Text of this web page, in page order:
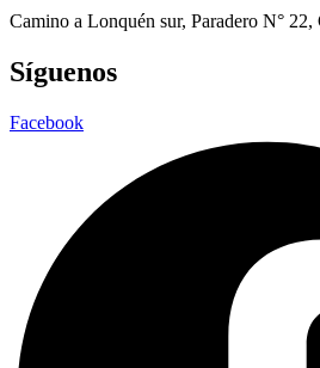
Camino a Lonquén sur, Paradero N° 22,
Síguenos
Facebook